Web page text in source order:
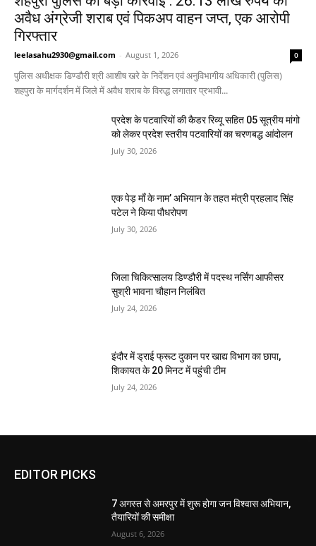
अवैध अंग्रेजी शराब एवं पिकअप वाहन जप्त, एक आरोपी
गिरफ्तार
leelasahu2930@gmail.com - August 1, 2026 0
पुलिस अधीक्षक डिण्डौरी श्री आशीष खरे के निर्देशन एवं अनुविभागीय अधिकारी (पुलिस)
शहपुरा के मार्गदर्शन में जिले में अवैध शराब के विरुद्ध लगातार प्रभावी...
प्रदेश के पटवारियों की कैडर रिव्यू सहित 05 सूत्रीय मांगो
को लेकर प्रदेश स्तरीय पटवारियों का चरणबद्ध आंदोलन
July 30, 2026
एक पेड़ माँ के नाम’ अभियान के तहत मंत्री प्रहलाद सिंह
पटेल ने किया पौधरोपण
July 30, 2026
जिला चिकित्सालय डिण्डौरी में पदस्थ नर्सिंग आफीसर
सुश्री भावना चौहान निलंबित
July 24, 2026
इंदौर में ड्राई फ्रूट दुकान पर खाद्य विभाग का छापा,
शिकायत के 20 मिनट में पहुंची टीम
July 24, 2026
EDITOR PICKS
7 अगस्त से अमरपुर में शुरू होगा जन विश्वास अभियान,
तैयारियों की समीक्षा
August 6, 2026